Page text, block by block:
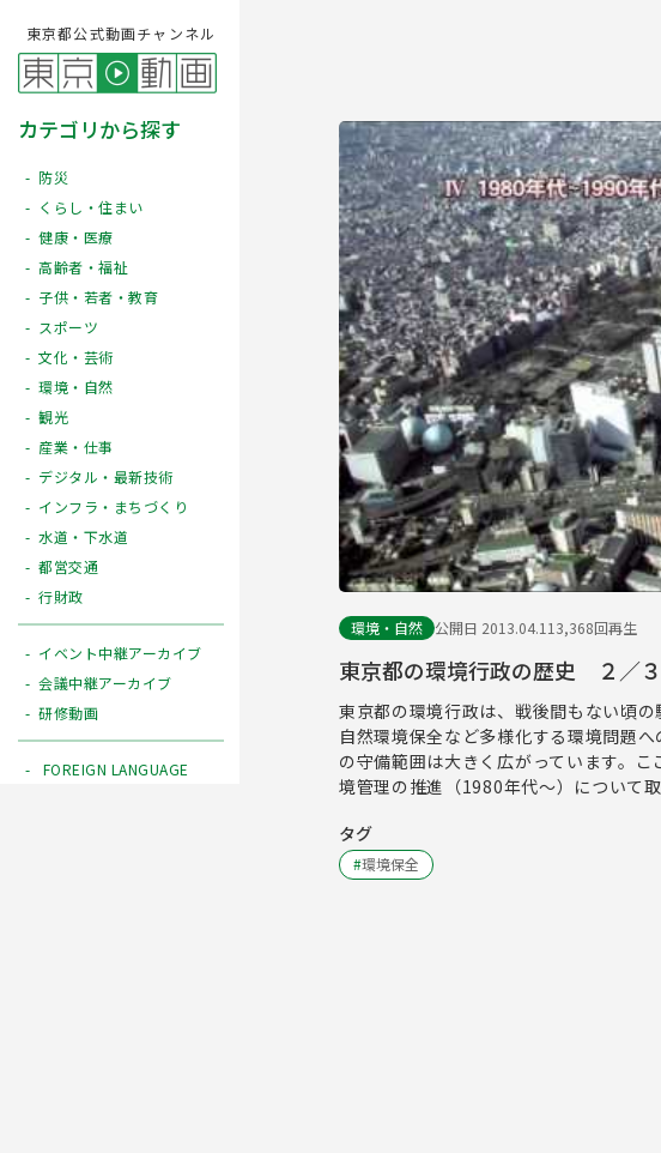
東京都公式動画チャンネル
カテゴリから探す
防災
くらし・住まい
健康・医療
高齢者・福祉
子供・若者・教育
スポーツ
文化・芸術
環境・自然
観光
産業・仕事
デジタル・最新技術
インフラ・まちづくり
水道・下水道
都営交通
行財政
イベント中継アーカイブ
会議中継アーカイブ
研修動画
FOREIGN LANGUAGE
Play
環境・自然 公開日 2013.04.11 3,368回再生
東京都の環境行政の歴史 ２／３
東京都の環境行政は、戦後間もない頃
自然環境保全など多様化する環境問題
の守備範囲は大きく広がっています。
境管理の推進（1980年代～）について取
タグ
#環境保全